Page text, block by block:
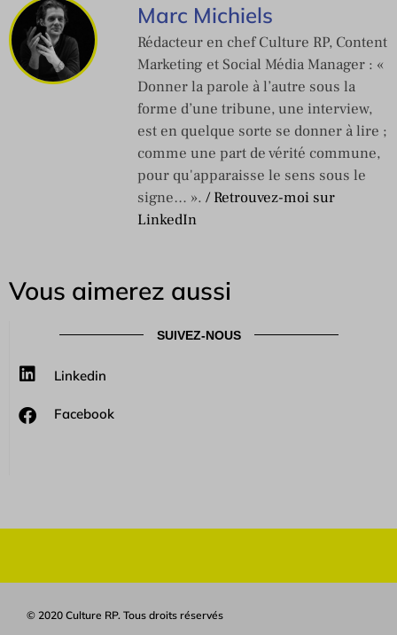
Marc Michiels
Rédacteur en chef Culture RP, Content
Marketing et Social Média Manager : «
Donner la parole à l’autre sous la
forme d’une tribune, une interview,
est en quelque sorte se donner à lire ;
comme une part de vérité commune,
pour qu'apparaisse le sens sous le
signe… ». / Retrouvez-moi sur
LinkedIn
Vous aimerez aussi
SUIVEZ-NOUS
Linkedin
Facebook
© 2020 Culture RP. Tous droits réservés